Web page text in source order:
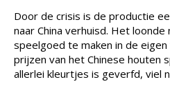
Door de crisis is de productie
naar China verhuisd. Het
speelgoed te maken in de
prijzen van het Chinese houten
allerlei kleurtjes is geverfd, viel